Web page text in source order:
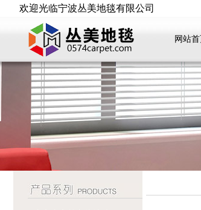
欢迎光临宁波丛美地毯有限公司
网站